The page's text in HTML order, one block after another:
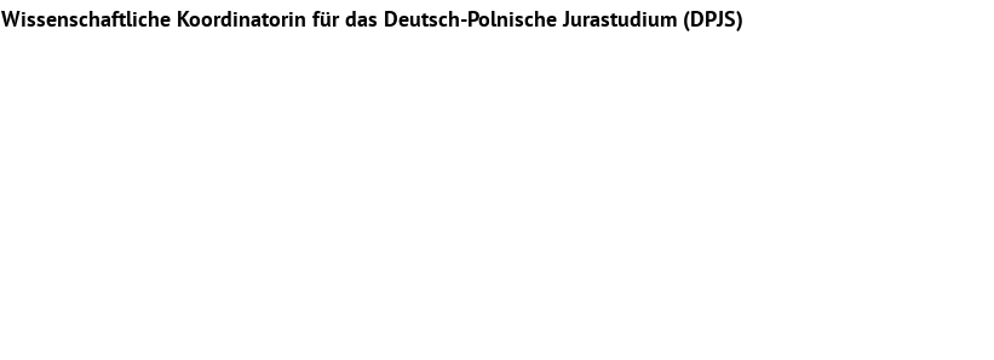
Wissenschaftliche Koordinatorin für das Deutsch-Polnische Jurastudium (DPJS)